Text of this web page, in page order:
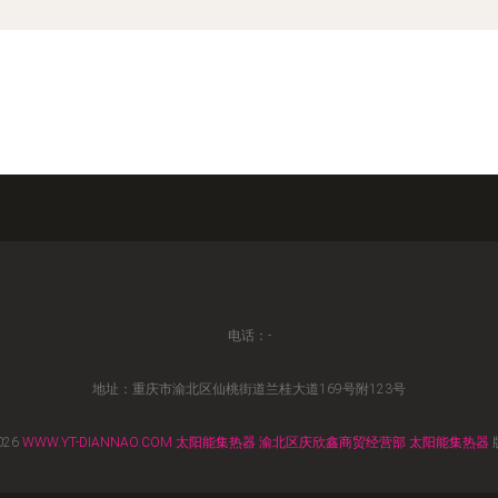
电话：-
地址：重庆市渝北区仙桃街道兰桂大道169号附123号
WWW.YT-DIANNAO.COM 太阳能集热器 渝北区庆欣鑫商贸经营部 太阳能集热器